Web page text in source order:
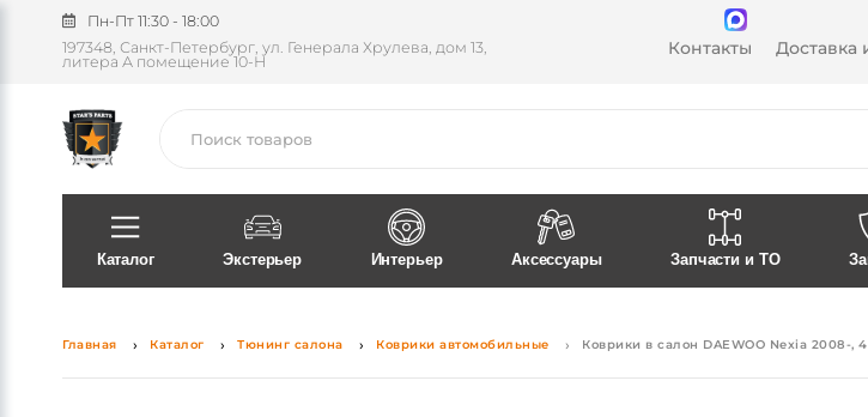
Пн-Пт 11:30 - 18:00
197348, Санкт-Петербург, ул. Генерала Хрулева, дом 13,
литера А помещение 10-Н
Контакты Доставка
Каталог Экстерьер Интерьер Аксессуары Запчасти и ТО
Главная Каталог Тюнинг салона Коврики автомобильные Коврики в салон DAEWOO Nexia 2008-,